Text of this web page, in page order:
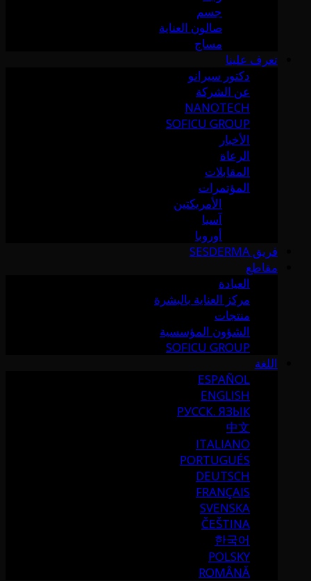
جسم
صالون العناية
مساج
تعرف علينا
دكتور سيرانو
عن الشركة
NANOTECH
SOFICU GROUP
الأخبار
الرعاة
المقابلات
المؤتمرات
الأمريكتين
آسيا
أوروبا
فريق SESDERMA
مقاطع
العيادة
مركز العناية بالبشرة
منتجات
الشؤون المؤسسية
SOFICU GROUP
اللغة
ESPAÑOL
ENGLISH
РУССК. ЯЗЫК
中文
ITALIANO
PORTUGUÉS
DEUTSCH
FRANÇAIS
SVENSKA
ČEŠTINA
한국어
POLSKY
ROMÂNĂ